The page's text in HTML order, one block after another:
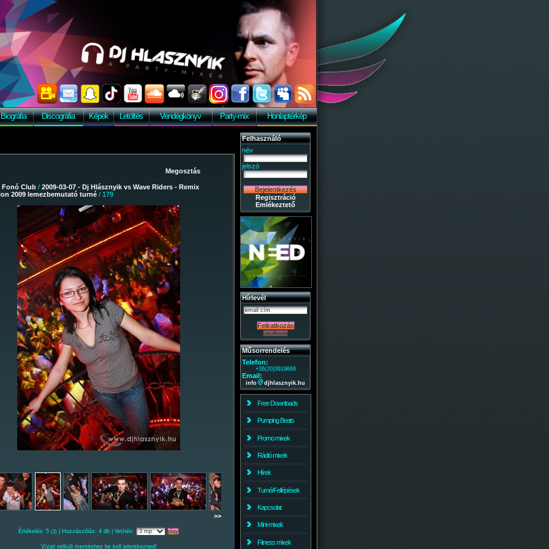
Biográfia Discográfia Képek Letöltés Vendégkönyv Party-mix Honlaptérkép
Fonó Club / 2009-03-07 - Dj Hlásznyik vs Wave Riders - Remix
2009 lemezbemutató turné / 179
>>
Értékelés: 5 (2) | Hozzászólás: 4 db | Vetítés:
Vízjel nélküli mentéshez be kell jelentkezned!
Felhasználó
név
jelszó
Regisztráció
Emlékeztető
Hírlevél
Műsorrendelés
Telefon:
+36(20)3919666
Email:
info djhlasznyik.hu
Free Downloads
Pumping Beats
Promo mixek
Rádió mixek
Hírek
Turné/Fellépések
Kapcsolat
Mini-mixek
Fitness mixek